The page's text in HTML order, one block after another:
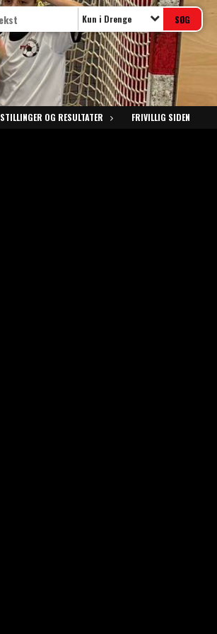
Kun i Drenge
STILLINGER OG RESULTATER FRIVILLIG SIDEN